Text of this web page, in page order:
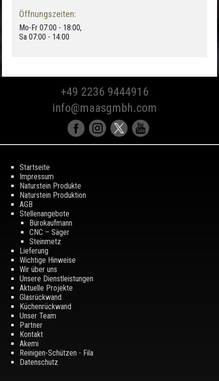
Öffnungszeiten:
Mo-Fr 07:00 - 18:00,
Sa 07:00 - 14:00
+49 2236 9444916
info@maasgmbh.com
Startseite
Impressum
Naturstein Produkte
Naturstein Produktion
AGB
Stellenangebote
Bürokaufmann
CNC – Säger
Steinmetz
Lieferung
Wichtige Hinweise
Wir über uns
Unsere Dienstleistungen
Aktuelle Projekte
Glasrückwand
Küchenrückwand
Unser Team
Partner
Kontakt
Akemi
Reinigen-Schützen - Fila
Datenschutz